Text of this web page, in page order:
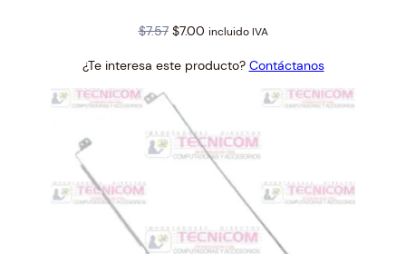
$7.57 Original
was:
$7.00Current
is:
incluido IVA
¿Te interesa este producto? Contáctanos